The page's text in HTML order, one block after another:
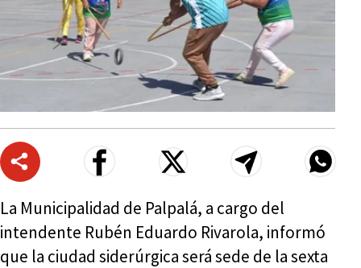
La Municipalidad de Palpalá, a cargo del
intendente Rubén Eduardo Rivarola, informó
que la ciudad siderúrgica será sede de la sexta